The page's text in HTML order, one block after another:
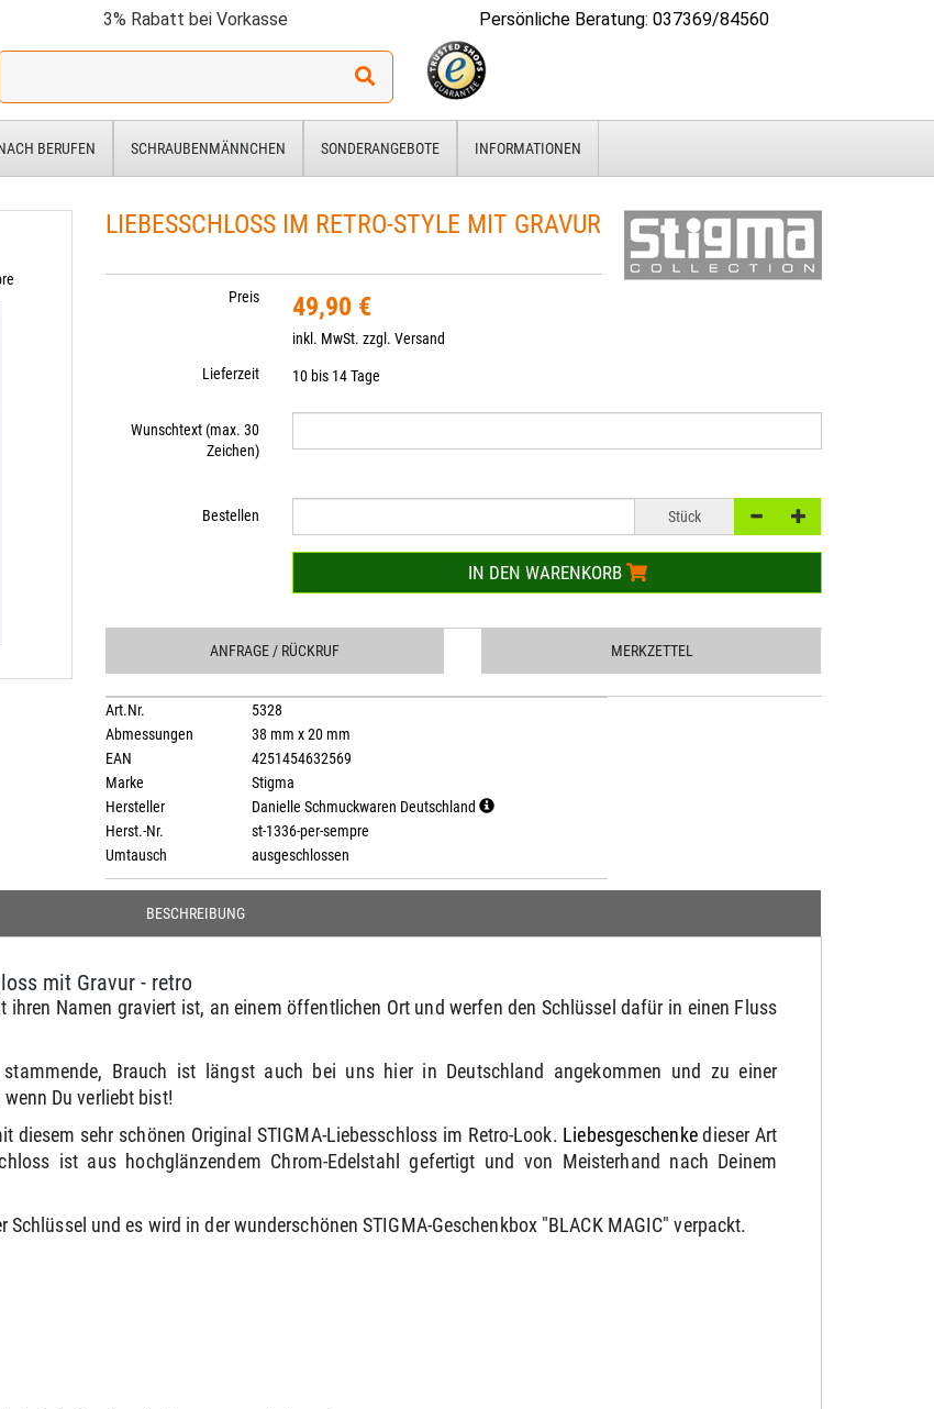
3% Rabatt bei Vorkasse Persönliche Beratung: 037369/84560
BERUFEN SCHRAUBENMÄNNCHEN SONDERANGEBOTE INFORMATIONEN
LIEBESSCHLOSS IM RETRO-STYLE MIT GRAVUR
Preis 49,90 €
inkl. MwSt. zzgl.Versand
Lieferzeit
10 bis 14 Tage
Wunschtext (max. 30
Zeichen)
Bestellen Stück
IN DEN WARENKORB
ANFRAGE / RÜCKRUF MERKZETTEL
Art.Nr.
5328
Abmessungen
38 mm x 20 mm
EAN
4251454632569
Marke
Stigma
Hersteller
Danielle Schmuckwaren Deutschland
Herst.-Nr.
st-1336-per-sempre
Umtausch
ausgeschlossen
BESCHREIBUNG
mit Gravur - retro
Namen graviert ist, an einem öffentlichen Ort und werfen den Schlüssel dafür in einen Fluss
Brauch ist längst auch bei uns hier in Deutschland angekommen und zu einer
Du verliebt bist!
diesem sehr schönen Original STIGMA-Liebesschloss im Retro-Look. Liebesgeschenkedieser Art
ist aus hochglänzendem Chrom-Edelstahl gefertigt und von Meisterhand nach Deinem
und es wird in der wunderschönen STIGMA-Geschenkbox "BLACK MAGIC" verpackt.